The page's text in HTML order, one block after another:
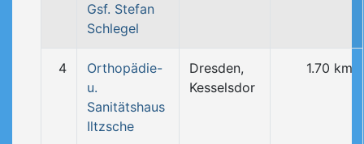
Gsf. Stefan
Schlegel
4
Orthopädie-
u.
Sanitätshaus
Iltzsche
Dresden,
Kesselsdor
1.70 km